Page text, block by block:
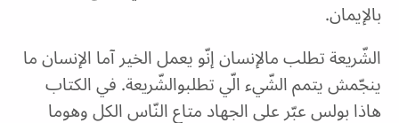
بالإيمان.
الشّريعة تطلب مالإنسان إنّو يعمل الخير آما الإنسان ما
ينجّمش يتمم الشّيء الّي تطلبوالشّريعة. في الكتاب
هاذا بولس عبّر على الجهاد متاع النّاس الكل وهوما